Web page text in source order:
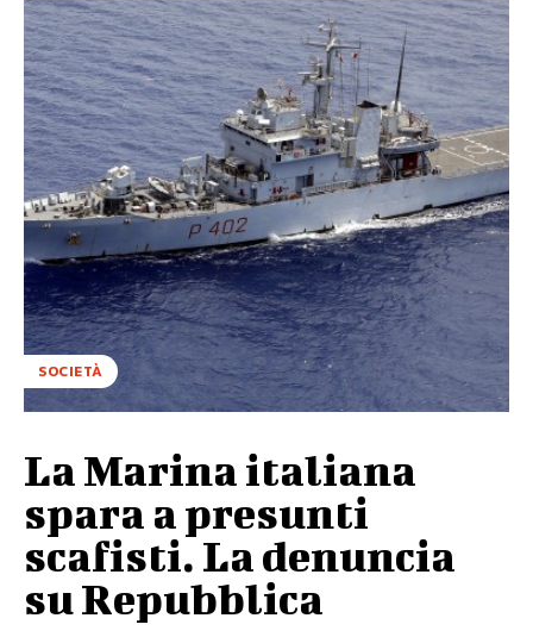
SOCIETÀ
La Marina italiana
spara a presunti
scafisti. La denuncia
su Repubblica